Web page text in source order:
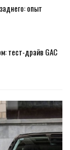
опыт
тест-драйв GAC